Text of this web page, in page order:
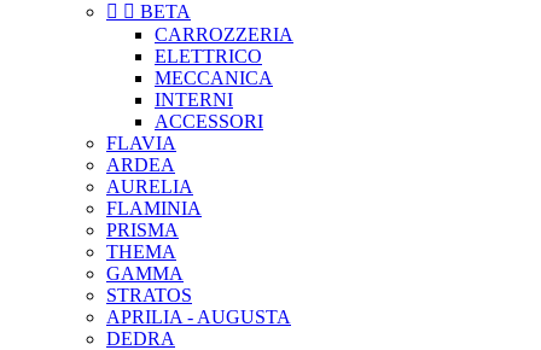
  BETA
CARROZZERIA
ELETTRICO
MECCANICA
INTERNI
ACCESSORI
FLAVIA
ARDEA
AURELIA
FLAMINIA
PRISMA
THEMA
GAMMA
STRATOS
APRILIA - AUGUSTA
DEDRA